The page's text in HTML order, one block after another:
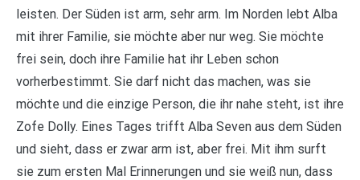
leisten. Der Süden ist arm, sehr arm. Im Norden lebt Alba
mit ihrer Familie, sie möchte aber nur weg. Sie möchte
frei sein, doch ihre Familie hat ihr Leben schon
vorherbestimmt. Sie darf nicht das machen, was sie
möchte und die einzige Person, die ihr nahe steht, ist ihre
Zofe Dolly. Eines Tages trifft Alba Seven aus dem Süden
und sieht, dass er zwar arm ist, aber frei. Mit ihm surft
sie zum ersten Mal Erinnerungen und sie weiß nun, dass